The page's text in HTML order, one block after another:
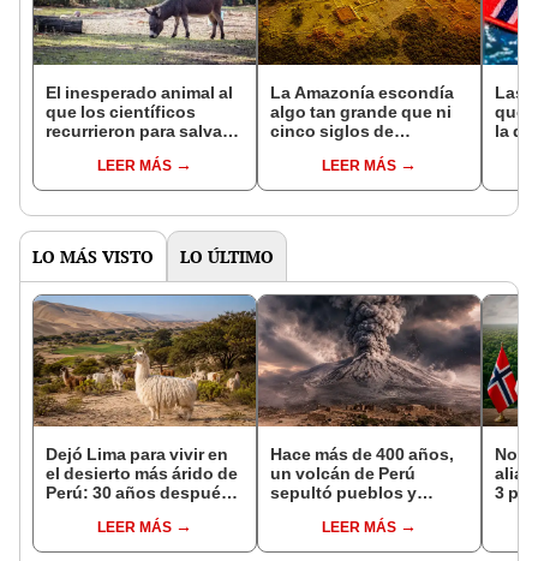
El inesperado animal al
que los científicos
recurrieron para salvar
reintroducción de un
asno salvaje está
en un paisaje con más
LEER MÁS
La Amazonía escondía
algo tan grande que ni
cinco siglos de
encontrarlo: el hallazgo
podría cambiar todo lo
pasado
LEER MÁS
Las
que
la de
LO MÁS VISTO LO ÚLTIMO
Dejó Lima para vivir en
el desierto más árido de
Perú: 30 años después,
creó un sorprendente
ecosistema
LEER MÁS
Hace más de 400 años,
un volcán de Perú
sepultó pueblos y
veranos más fríos de la
historia: sigue bajo
LEER MÁS
3